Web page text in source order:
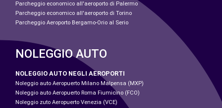
Parcheggio economico all'aeroporto di Palermo
Parcheggio economico all'aeroporto di Torino
Parcheggio Aeroporto Bergamo-Orio al Serio
NOLEGGIO AUTO
NOLEGGIO AUTO NEGLI AEROPORTI
Noleggio auto Aeropuerto Milano Malpensa (MXP)
Noleggio auto Aeropuerto Roma Fiumicino (FCO)
Noleggio zuto Aeropuerto Venezia (VCE)